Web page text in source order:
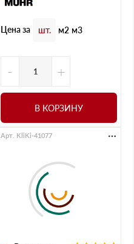
Цена за шт. м2 м3
- +
В КОРЗИНУ
Арт. KliKi-41077